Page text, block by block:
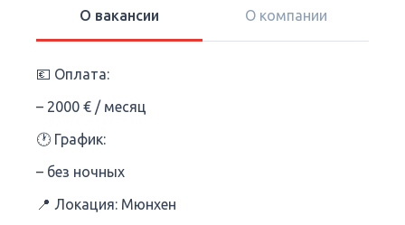
О вакансии О компании
💶 Оплата:
– 2000 € / месяц
🕐 График:
– без ночных
📍 Локация: Мюнхен